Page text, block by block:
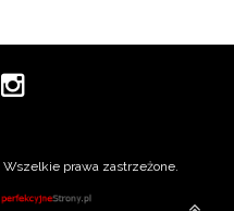
prawa zastrzeżone.